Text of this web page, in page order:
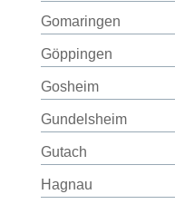
Gomaringen
Göppingen
Gosheim
Gundelsheim
Gutach
Hagnau